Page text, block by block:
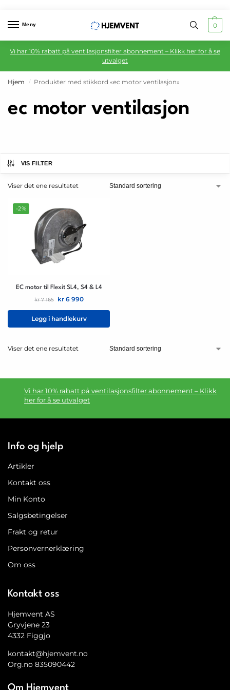
Meny 0
Vi har 10% rabatt på ventilasjonsfilter abonnement – Klikk her for å se
utvalget
Hjem / Produkter med stikkord «ec motor ventilasjon»
ec motor ventilasjon
VIS FILTER
Viser det ene resultatet
-2%
EC motor til Flexit SL4, S4 & L4
kr7 165 kr6 990
Legg i handlekurv
Viser det ene resultatet
Vi har 10% rabatt på ventilasjonsfilter abonnement – Klikk
her for å se utvalget
Info og hjelp
Artikler
Kontakt oss
Min Konto
Salgsbetingelser
Frakt og retur
Personvernerklæring
Om oss
Kontakt oss
Hjemvent AS
Gryvjene 23
4332 Figgjo
kontakt@hjemvent.no
Org.no 835090442
Om Hjemvent